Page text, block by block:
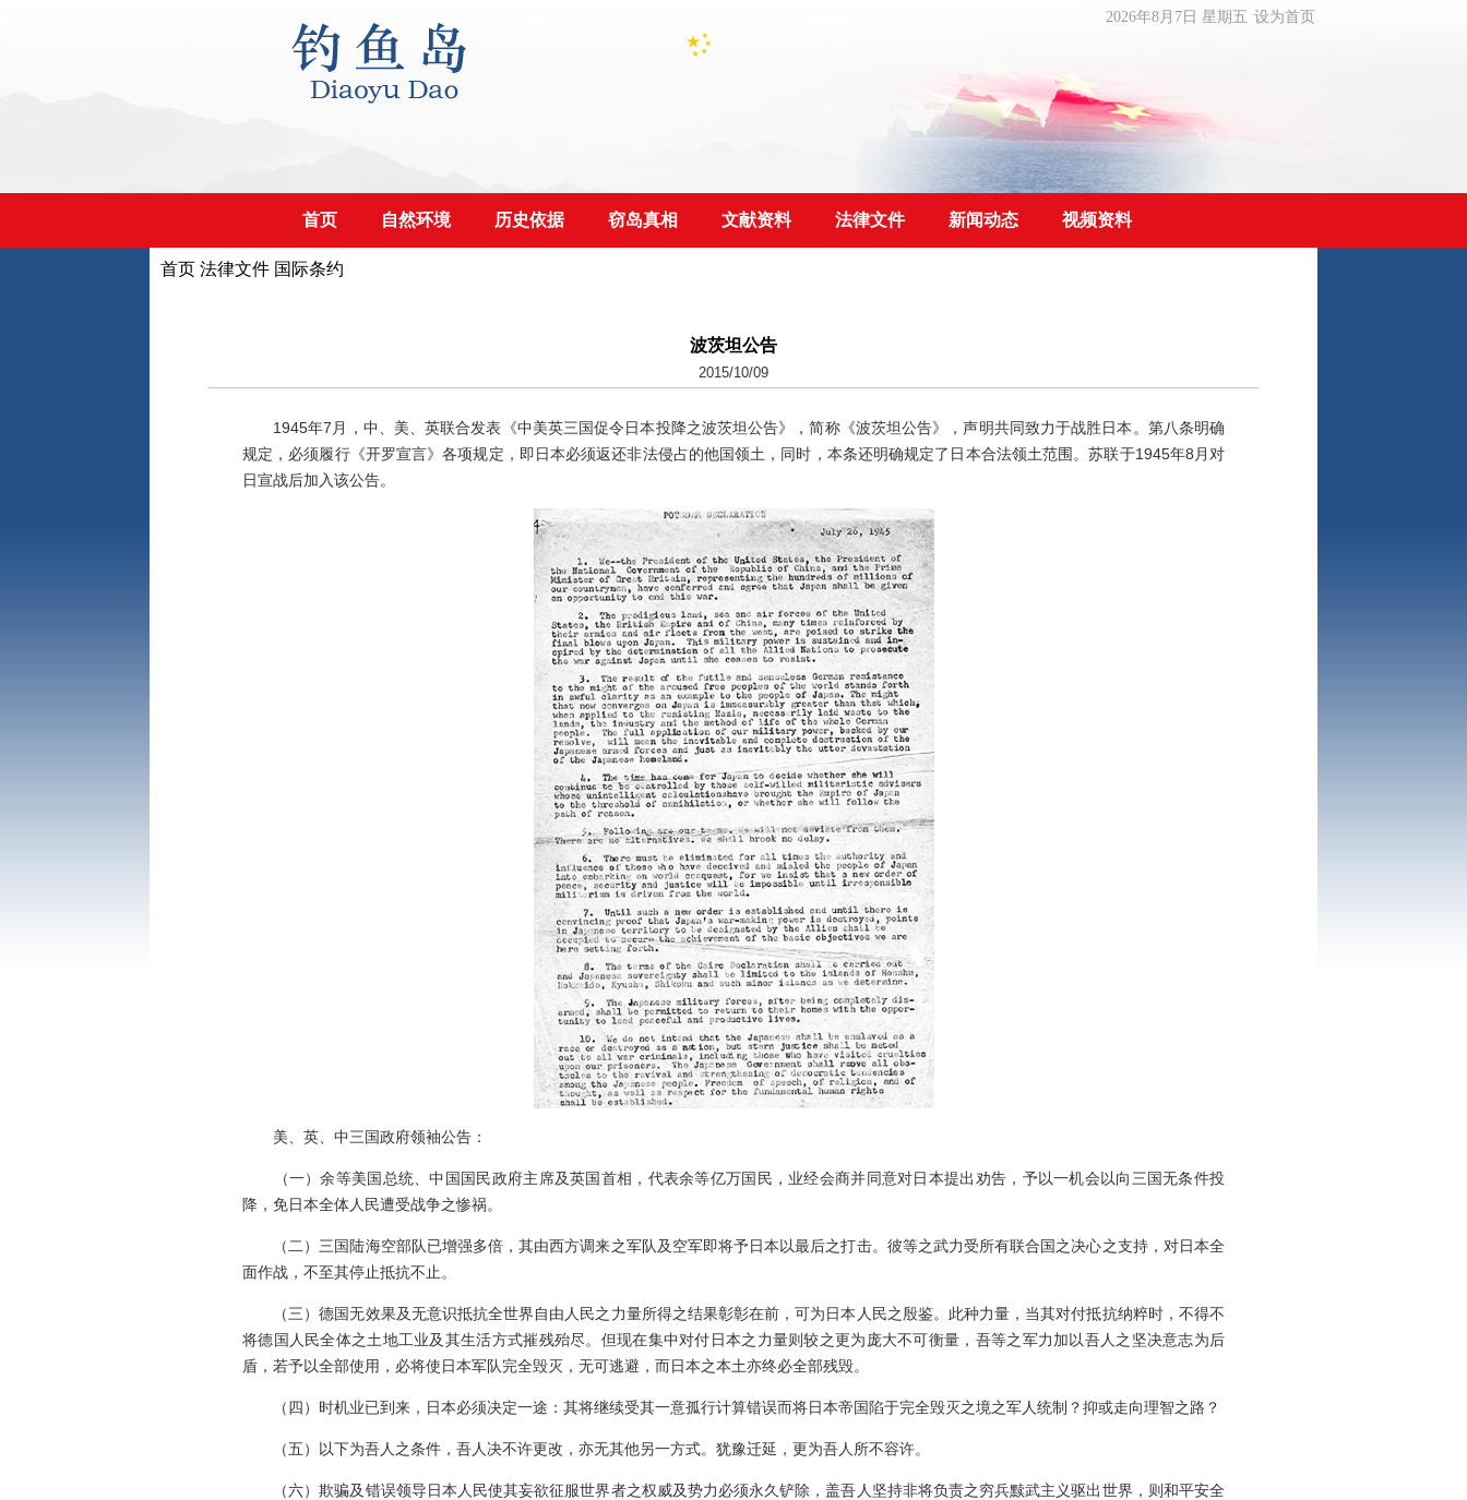
2026年8月7日 星期五 设为首页
首页 自然环境 历史依据 窃岛真相 文献资料 法律文件 新闻动态 视频资料
首页 法律文件 国际条约
波茨坦公告
2015/10/09
1945年7月，中、美、英联合发表《中美英三国促令日本投降之波茨坦公告》，简称《波茨坦公告》，声明共同致力于战胜日本。第八条明确
规定，必须履行《开罗宣言》各项规定，即日本必须返还非法侵占的他国领土，同时，本条还明确规定了日本合法领土范围。苏联于1945年8月对
日宣战后加入该公告。
美、英、中三国政府领袖公告：
（一）余等美国总统、中国国民政府主席及英国首相，代表余等亿万国民，业经会商并同意对日本提出劝告，予以一机会以向三国无条件投
降，免日本全体人民遭受战争之惨祸。
（二）三国陆海空部队已增强多倍，其由西方调来之军队及空军即将予日本以最后之打击。彼等之武力受所有联合国之决心之支持，对日本全
面作战，不至其停止抵抗不止。
（三）德国无效果及无意识抵抗全世界自由人民之力量所得之结果彰彰在前，可为日本人民之殷鉴。此种力量，当其对付抵抗纳粹时，不得不
将德国人民全体之土地工业及其生活方式摧残殆尽。但现在集中对付日本之力量则较之更为庞大不可衡量，吾等之军力加以吾人之坚决意志为后
盾，若予以全部使用，必将使日本军队完全毁灭，无可逃避，而日本之本土亦终必全部残毁。
（四）时机业已到来，日本必须决定一途：其将继续受其一意孤行计算错误而将日本帝国陷于完全毁灭之境之军人统制？抑或走向理智之路？
（五）以下为吾人之条件，吾人决不许更改，亦无其他另一方式。犹豫迁延，更为吾人所不容许。
（六）欺骗及错误领导日本人民使其妄欲征服世界者之权威及势力必须永久铲除，盖吾人坚持非将负责之穷兵黩武主义驱出世界，则和平安全